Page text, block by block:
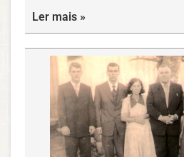
Ler mais »